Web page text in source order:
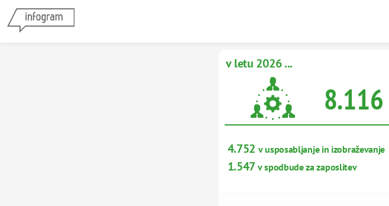
v letu 2026 ...
8.116
4.752 v usposabljanje in izobraževanje
1.547 v spodbude za zaposlitev